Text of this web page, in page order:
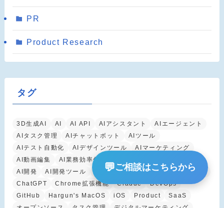
PR
Product Research
タグ
3D生成AI AI AI API AIアシスタント
AIエージェント
AIタスク管理
AIチャットボット
AIツール
AIテスト自動化
AIデザインツール
AIマーケティング
AI動画編集
AI業務効率化
AI開発
AI開発ツール AI開発支援 Android
B2B SaaS
ChatGPT
Chrome拡張機能 Claude
DevOps
GitHub
Hargun's MacOS iOS Product
SaaS
💬ご相談はこちらから